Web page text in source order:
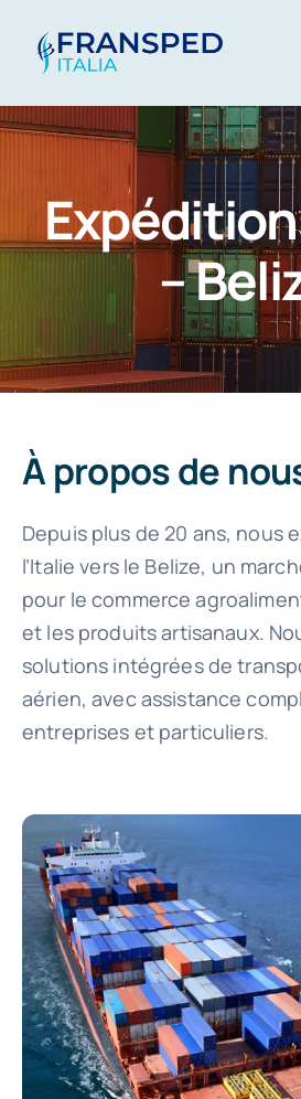
content
Home
Transport
Secteurs
Service
Avantages
A propos de
Contact
–
À propos de
Depuis plus de 20 ans, nous
l’Italie vers le Belize, un
pour le commerce
et les produits artisanaux.
solutions intégrées de
aérien, avec assistance
entreprises et particuliers.